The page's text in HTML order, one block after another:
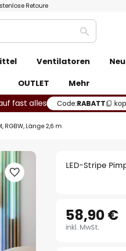
Retoure
Suche
Ventilatoren
OUTLET
Mehr
fast alles Code:RABATT
RGBW, Länge 2,6 m
LED-Stripe
58,90 €
inkl. MwSt.